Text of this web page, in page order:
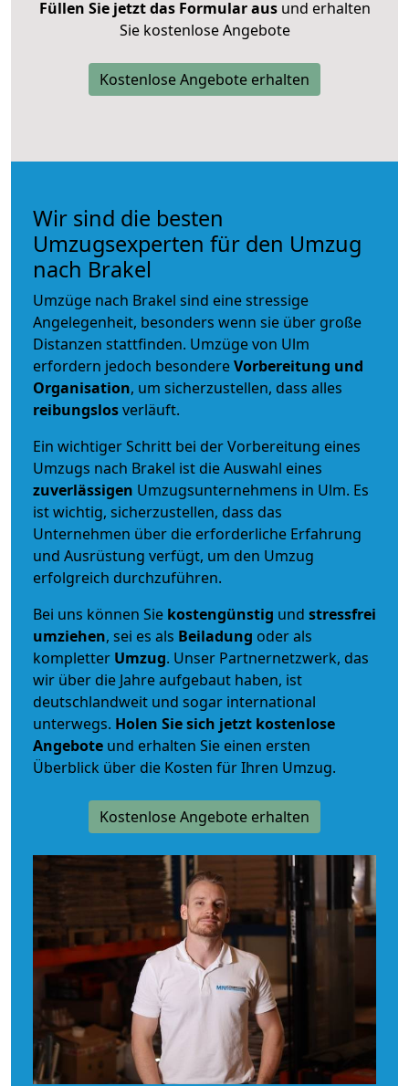
Füllen Sie jetzt das Formular ausund erhalten
Sie kostenlose Angebote
Kostenlose Angebote erhalten
Wir sind die besten
Umzugsexperten für den Umzug
nach Brakel
Umzüge nach Brakel sind eine stressige
Angelegenheit, besonders wenn sie über große
Distanzen stattfinden. Umzüge von Ulm
erfordern jedoch besondereVorbereitung und
Organisation, um sicherzustellen, dass alles
reibungslosverläuft.
Ein wichtiger Schritt bei der Vorbereitung eines
Umzugs nach Brakel ist die Auswahl eines
zuverlässigen Umzugsunternehmens in Ulm. Es
ist wichtig, sicherzustellen, dass das
Unternehmen über die erforderliche Erfahrung
und Ausrüstung verfügt, um den Umzug
erfolgreich durchzuführen.
Bei uns können Sie kostengünstig und stressfrei
umziehen, sei es als Beiladung oder als
kompletter Umzug. Unser Partnernetzwerk, das
wir über die Jahre aufgebaut haben, ist
deutschlandweit und sogar international
unterwegs. Holen Sie sich jetzt kostenlose
Angebote und erhalten Sie einen ersten
Überblick über die Kosten für Ihren Umzug.
Kostenlose Angebote erhalten